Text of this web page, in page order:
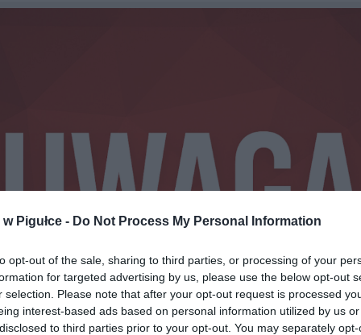
Pigułce - Do Not Process My Personal Information
opt-out of the sale, sharing to third parties, or processing of your
for targeted advertising by us, please use the below opt-out
selection. Please note that after your opt-out request is processed
interest-based ads based on personal information utilized by us
to third parties prior to your opt-out. You may separately